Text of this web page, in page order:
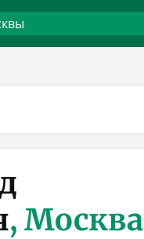
, Москва